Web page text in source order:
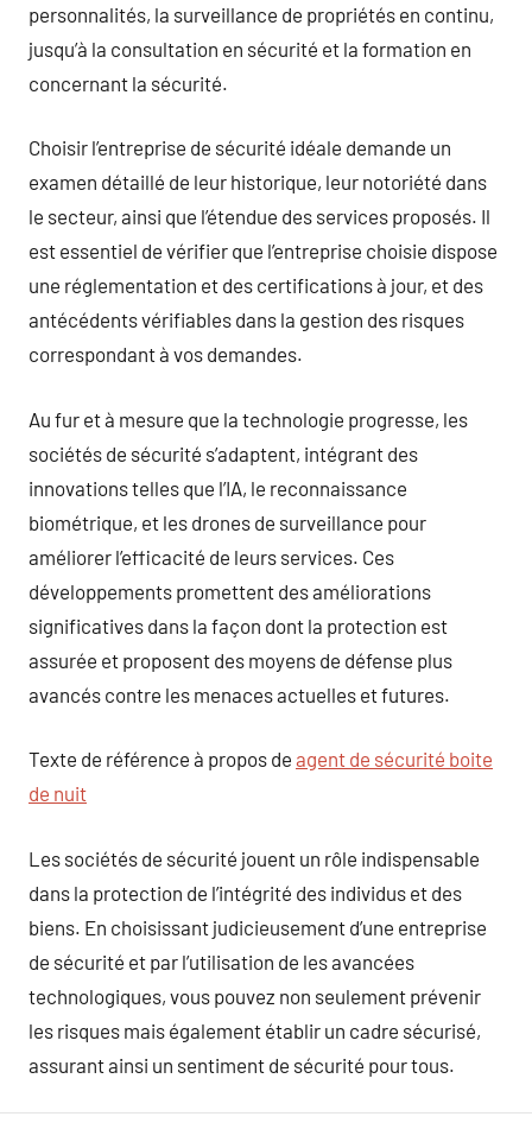
personnalités, la surveillance de propriétés en continu,
jusqu’à la consultation en sécurité et la formation en
concernant la sécurité.
Choisir l’entreprise de sécurité idéale demande un
examen détaillé de leur historique, leur notoriété dans
le secteur, ainsi que l’étendue des services proposés. Il
est essentiel de vérifier que l’entreprise choisie dispose
une réglementation et des certifications à jour, et des
antécédents vérifiables dans la gestion des risques
correspondant à vos demandes.
Au fur et à mesure que la technologie progresse, les
sociétés de sécurité s’adaptent, intégrant des
innovations telles que l’IA, le reconnaissance
biométrique, et les drones de surveillance pour
améliorer l’efficacité de leurs services. Ces
développements promettent des améliorations
significatives dans la façon dont la protection est
assurée et proposent des moyens de défense plus
avancés contre les menaces actuelles et futures.
Texte de référence à propos de agent de sécurité boite
de nuit
Les sociétés de sécurité jouent un rôle indispensable
dans la protection de l’intégrité des individus et des
biens. En choisissant judicieusement d’une entreprise
de sécurité et par l’utilisation de les avancées
technologiques, vous pouvez non seulement prévenir
les risques mais également établir un cadre sécurisé,
assurant ainsi un sentiment de sécurité pour tous.